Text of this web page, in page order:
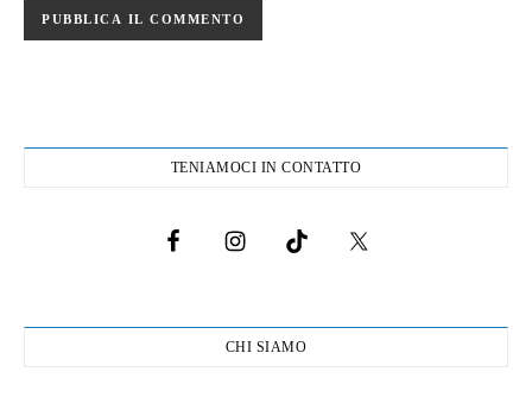
TENIAMOCI IN CONTATTO
CHI SIAMO